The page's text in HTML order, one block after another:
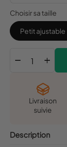
Choisir sa taille
Petit ajustable
remove add
Livraison
suivie
Description